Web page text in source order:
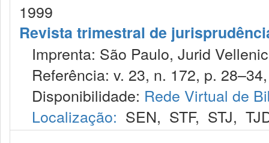
1999
Revista trimestral de
Imprenta: São Paulo, Jurid
Referência: v. 23, n. 172, p.
Disponibilidade: Rede Virtual de
Localização: SEN, STF, STJ,